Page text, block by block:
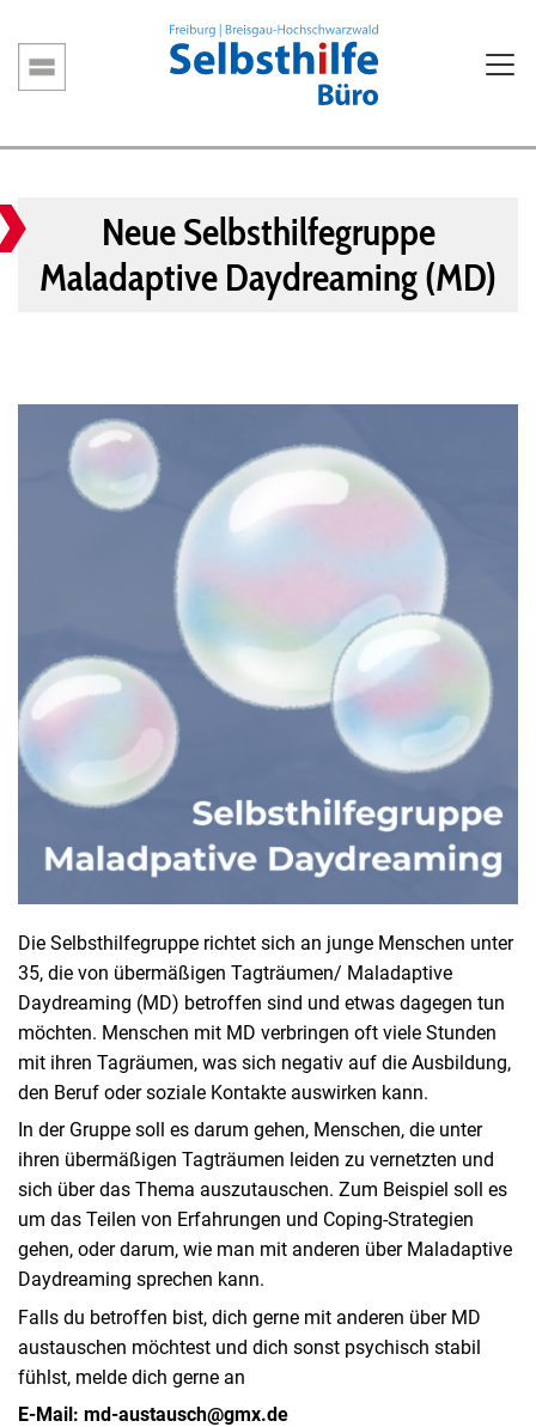
zum
Inhalt
Hauptnavigation
Neue Selbsthilfegruppe
Maladaptive Daydreaming (MD)
Die Selbsthilfegruppe richtet sich an junge Menschen unter
35, die von übermäßigen Tagträumen/ Maladaptive
Daydreaming (MD) betroffen sind und etwas dagegen tun
möchten. Menschen mit MD verbringen oft viele Stunden
mit ihren Tagräumen, was sich negativ auf die Ausbildung,
den Beruf oder soziale Kontakte auswirken kann.
In der Gruppe soll es darum gehen, Menschen, die unter
ihren übermäßigen Tagträumen leiden zu vernetzten und
sich über das Thema auszutauschen. Zum Beispiel soll es
um das Teilen von Erfahrungen und Coping-Strategien
gehen, oder darum, wie man mit anderen über Maladaptive
Daydreaming sprechen kann.
Falls du betroffen bist, dich gerne mit anderen über MD
austauschen möchtest und dich sonst psychisch stabil
fühlst, melde dich gerne an
E-Mail: md-austausch@gmx.de